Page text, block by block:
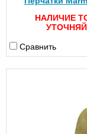
НАЛИЧИЕ
Сравнить